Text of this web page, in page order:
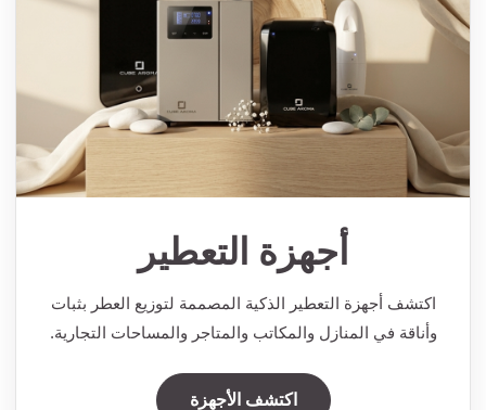
أجهزة التعطير
اكتشف أجهزة التعطير الذكية المصممة لتوزيع العطر بثبات
وأناقة في المنازل والمكاتب والمتاجر والمساحات التجارية.
اكتشف الأجهزة